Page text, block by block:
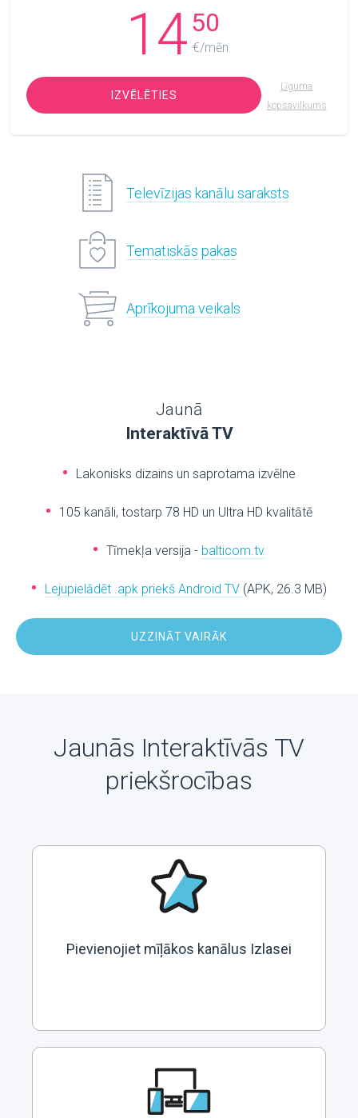
1450
€/mēn.
IZVĒLĒTIES
Līguma
kopsavilkums
Televīzijas kanālu saraksts
Tematiskās pakas
Aprīkojuma veikals
Jaunā
Interaktīvā TV
Lakonisks dizains un saprotama izvēlne
105 kanāli, tostarp 78 HD un Ultra HD kvalitātē
Tīmekļa versija - balticom.tv
Lejupielādēt .apk priekš Android TV (APK, 26.3 MB)
UZZINĀT VAIRĀK
Jaunās Interaktīvās TV
priekšrocības
Pievienojiet mīļākos kanālus Izlasei